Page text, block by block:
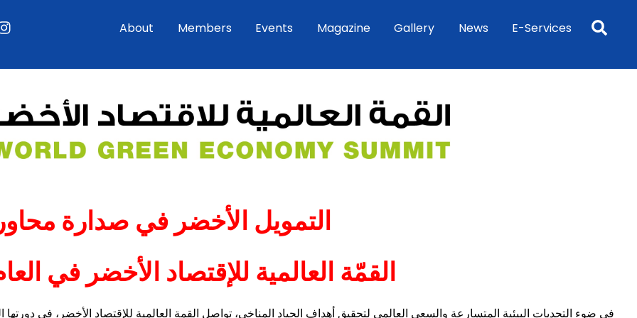
About Members Events Magazine Gallery News E-Services
التمويل الأخضر في صدارة
القمّة العالمية للإقتصاد الأخضر في العام
في ضوء التحديات البيئية المتسارعة والسعي العالمي لتحقيق أهداف الحياد المناخي، تواصل القمة العالمية للإقتصاد الأخضر، في